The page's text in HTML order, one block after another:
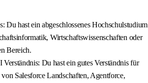
Du hast ein abgeschlossenes Hochschulstudium
Wirtschaftswissenschaften oder
Bereich.
Du hast ein gutes Verständnis für
Salesforce Landschaften, Agentforce,